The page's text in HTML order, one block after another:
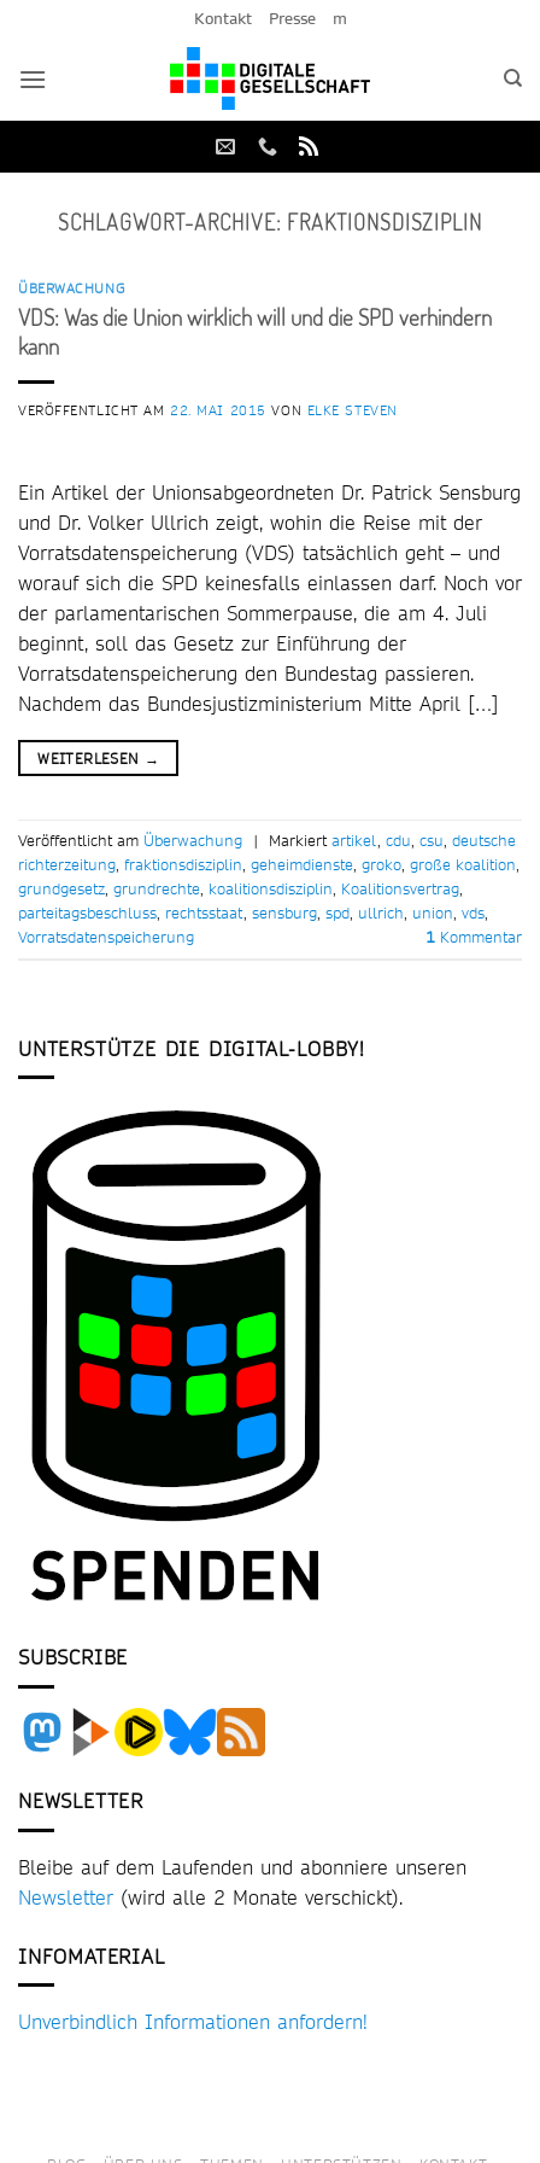
springen
Kontakt Presse m
SCHLAGWORT-ARCHIVE: FRAKTIONSDISZIPLIN
ÜBERWACHUNG
VDS: Was die Union wirklich will und die SPD verhindern
kann
VERÖFFENTLICHT AM 22. MAI 2015 VON ELKE STEVEN
Ein Artikel der Unionsabgeordneten Dr. Patrick Sensburg
und Dr. Volker Ullrich zeigt, wohin die Reise mit der
Vorratsdatenspeicherung (VDS) tatsächlich geht – und
worauf sich die SPD keinesfalls einlassen darf. Noch vor
der parlamentarischen Sommerpause, die am 4. Juli
beginnt, soll das Gesetz zur Einführung der
Vorratsdatenspeicherung den Bundestag passieren.
Nachdem das Bundesjustizministerium Mitte April […]
WEITERLESEN →
Veröffentlicht am Überwachung | Markiertartikel, cdu, csu, deutsche
richterzeitung, fraktionsdisziplin, geheimdienste, groko, große koalition,
grundgesetz, grundrechte, koalitionsdisziplin, Koalitionsvertrag,
parteitagsbeschluss, rechtsstaat, sensburg, spd, ullrich, union, vds,
Vorratsdatenspeicherung
1 Kommentar
UNTERSTÜTZE DIE DIGITAL-LOBBY!
SUBSCRIBE
NEWSLETTER
Bleibe auf dem Laufenden und abonniere unseren
Newsletter (wird alle 2 Monate verschickt).
INFOMATERIAL
Unverbindlich Informationen anfordern!